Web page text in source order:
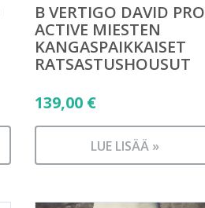
B VERTIGO DAVID PRO
ACTIVE MIESTEN
KANGASPAIKKAISET
RATSASTUSHOUSUT
139,00 €
LUE LISÄÄ »